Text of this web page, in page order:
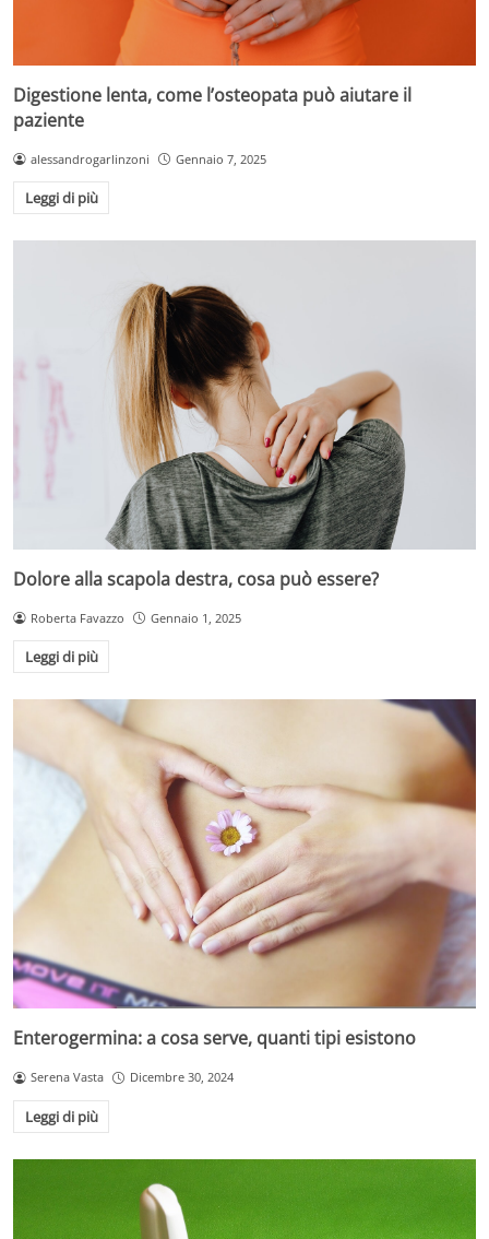
Digestione lenta, come l’osteopata può aiutare il
paziente
alessandrogarlinzoni Gennaio 7, 2025
Leggi di più
Dolore alla scapola destra, cosa può essere?
Roberta Favazzo Gennaio 1, 2025
Leggi di più
Enterogermina: a cosa serve, quanti tipi esistono
Serena Vasta Dicembre 30, 2024
Leggi di più